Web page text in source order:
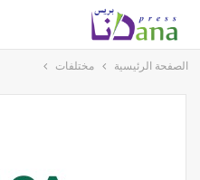
الصفحة الرئيسية مختلفات